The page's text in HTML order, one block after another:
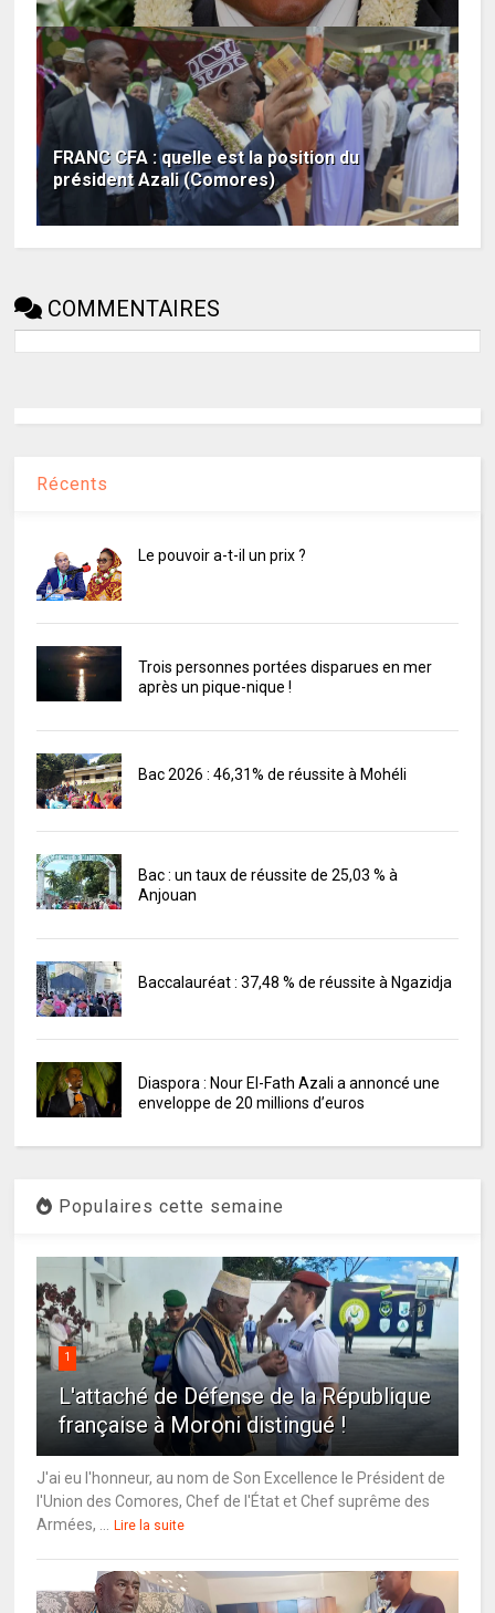
FRANC CFA : quelle est la position du
président Azali (Comores)
COMMENTAIRES
Récents
Le pouvoir a-t-il un prix ?
Trois personnes portées disparues en mer
après un pique-nique !
Bac 2026 : 46,31% de réussite à Mohéli
Bac : un taux de réussite de 25,03 % à
Anjouan
Baccalauréat : 37,48 % de réussite à Ngazidja
Diaspora : Nour El-Fath Azali a annoncé une
enveloppe de 20 millions d’euros
Populaires cette semaine
1
L'attaché de Défense de la République
française à Moroni distingué !
J'ai eu l'honneur, au nom de Son Excellence le Président de
l'Union des Comores, Chef de l'État et Chef suprême des
Armées, ...
Lire la suite